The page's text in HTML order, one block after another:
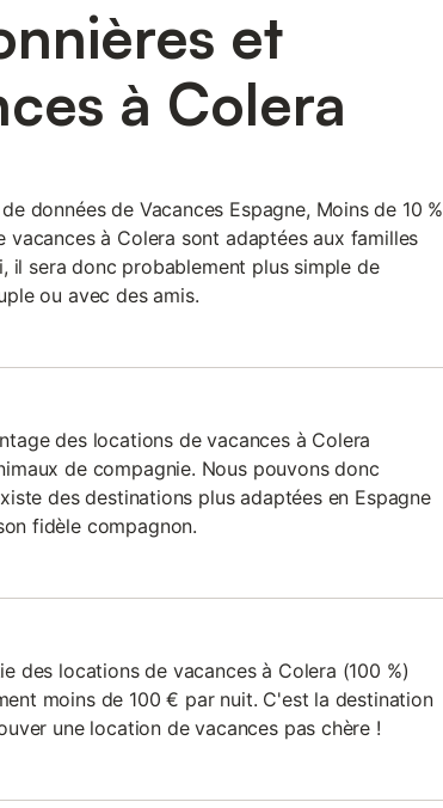
et
à Colera
données de Vacances Espagne, Moins de 10 %
vacances à Colera sont adaptées aux familles
il sera donc probablement plus simple de
ou avec des amis.
des locations de vacances à Colera
de compagnie. Nous pouvons donc
des destinations plus adaptées en Espagne
fidèle compagnon.
des locations de vacances à Colera (100 %)
moins de 100 € par nuit. C'est la destination
une location de vacances pas chère !